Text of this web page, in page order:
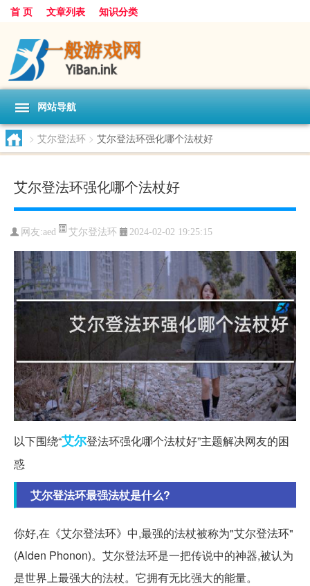
首 页 文章列表 知识分类
网站导航
> 艾尔登法环 > 艾尔登法环强化哪个法杖好
艾尔登法环强化哪个法杖好
网友:aed 艾尔登法环 2024-02-02 19:25:15
以下围绕“艾尔登法环强化哪个法杖好”主题解决网友的困
惑
艾尔登法环最强法杖是什么?
你好,在《艾尔登法环》中,最强的法杖被称为"艾尔登法环"
(Alden Phonon)。艾尔登法环是一把传说中的神器,被认为
是世界上最强大的法杖。它拥有无比强大的能量。